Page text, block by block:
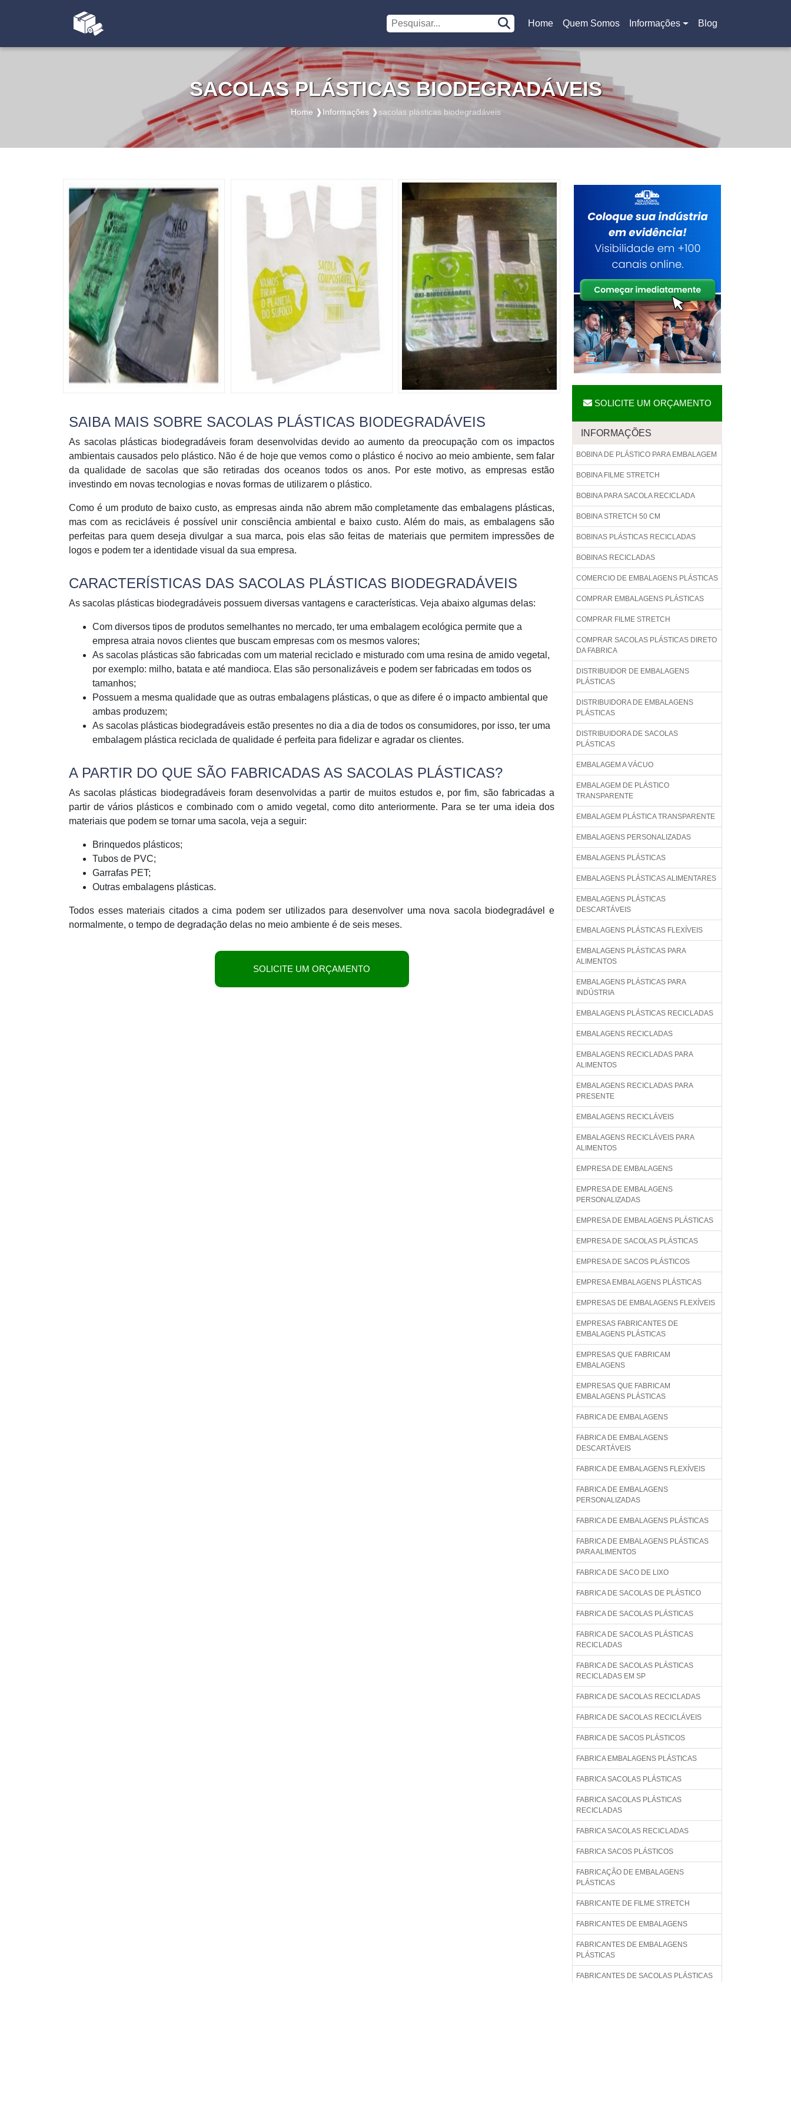
Home
(current)
Quem Somos Informações Blog
SACOLAS PLÁSTICAS BIODEGRADÁVEIS
Home ❱ Informações ❱ sacolas plásticas biodegradáveis
SAIBA MAIS SOBRE SACOLAS PLÁSTICAS BIODEGRADÁVEIS
As sacolas plásticas biodegradáveis foram desenvolvidas devido ao aumento da preocupação com os impactos
ambientais causados pelo plástico. Não é de hoje que vemos como o plástico é nocivo ao meio ambiente, sem falar
da qualidade de sacolas que são retiradas dos oceanos todos os anos. Por este motivo, as empresas estão
investindo em novas tecnologias e novas formas de utilizarem o plástico.
Como é um produto de baixo custo, as empresas ainda não abrem mão completamente das embalagens plásticas,
mas com as recicláveis é possível unir consciência ambiental e baixo custo. Além do mais, as embalagens são
perfeitas para quem deseja divulgar a sua marca, pois elas são feitas de materiais que permitem impressões de
logos e podem ter a identidade visual da sua empresa.
CARACTERÍSTICAS DAS SACOLAS PLÁSTICAS BIODEGRADÁVEIS
As sacolas plásticas biodegradáveis possuem diversas vantagens e características. Veja abaixo algumas delas:
Com diversos tipos de produtos semelhantes no mercado, ter uma embalagem ecológica permite que a
empresa atraia novos clientes que buscam empresas com os mesmos valores;
As sacolas plásticas são fabricadas com um material reciclado e misturado com uma resina de amido vegetal,
por exemplo: milho, batata e até mandioca. Elas são personalizáveis e podem ser fabricadas em todos os
tamanhos;
Possuem a mesma qualidade que as outras embalagens plásticas, o que as difere é o impacto ambiental que
ambas produzem;
As sacolas plásticas biodegradáveis estão presentes no dia a dia de todos os consumidores, por isso, ter uma
embalagem plástica reciclada de qualidade é perfeita para fidelizar e agradar os clientes.
A PARTIR DO QUE SÃO FABRICADAS AS SACOLAS PLÁSTICAS?
As sacolas plásticas biodegradáveis foram desenvolvidas a partir de muitos estudos e, por fim, são fabricadas a
partir de vários plásticos e combinado com o amido vegetal, como dito anteriormente. Para se ter uma ideia dos
materiais que podem se tornar uma sacola, veja a seguir:
Brinquedos plásticos;
Tubos de PVC;
Garrafas PET;
Outras embalagens plásticas.
Todos esses materiais citados a cima podem ser utilizados para desenvolver uma nova sacola biodegradável e
normalmente, o tempo de degradação delas no meio ambiente é de seis meses.
SOLICITE UM ORÇAMENTO
SOLICITE UM ORÇAMENTO
INFORMAÇÕES
BOBINA DE PLÁSTICO PARA EMBALAGEM
BOBINA FILME STRETCH
BOBINA PARA SACOLA RECICLADA
BOBINA STRETCH 50 CM
BOBINAS PLÁSTICAS RECICLADAS
BOBINAS RECICLADAS
COMERCIO DE EMBALAGENS PLÁSTICAS
COMPRAR EMBALAGENS PLÁSTICAS
COMPRAR FILME STRETCH
COMPRAR SACOLAS PLÁSTICAS DIRETO
DA FABRICA
DISTRIBUIDOR DE EMBALAGENS
PLÁSTICAS
DISTRIBUIDORA DE EMBALAGENS
PLÁSTICAS
DISTRIBUIDORA DE SACOLAS
PLÁSTICAS
EMBALAGEM A VÁCUO
EMBALAGEM DE PLÁSTICO
TRANSPARENTE
EMBALAGEM PLÁSTICA TRANSPARENTE
EMBALAGENS PERSONALIZADAS
EMBALAGENS PLÁSTICAS
EMBALAGENS PLÁSTICAS ALIMENTARES
EMBALAGENS PLÁSTICAS
DESCARTÁVEIS
EMBALAGENS PLÁSTICAS FLEXÍVEIS
EMBALAGENS PLÁSTICAS PARA
ALIMENTOS
EMBALAGENS PLÁSTICAS PARA
INDÚSTRIA
EMBALAGENS PLÁSTICAS RECICLADAS
EMBALAGENS RECICLADAS
EMBALAGENS RECICLADAS PARA
ALIMENTOS
EMBALAGENS RECICLADAS PARA
PRESENTE
EMBALAGENS RECICLÁVEIS
EMBALAGENS RECICLÁVEIS PARA
ALIMENTOS
EMPRESA DE EMBALAGENS
EMPRESA DE EMBALAGENS
PERSONALIZADAS
EMPRESA DE EMBALAGENS PLÁSTICAS
EMPRESA DE SACOLAS PLÁSTICAS
EMPRESA DE SACOS PLÁSTICOS
EMPRESA EMBALAGENS PLÁSTICAS
EMPRESAS DE EMBALAGENS FLEXÍVEIS
EMPRESAS FABRICANTES DE
EMBALAGENS PLÁSTICAS
EMPRESAS QUE FABRICAM
EMBALAGENS
EMPRESAS QUE FABRICAM
EMBALAGENS PLÁSTICAS
FABRICA DE EMBALAGENS
FABRICA DE EMBALAGENS
DESCARTÁVEIS
FABRICA DE EMBALAGENS FLEXÍVEIS
FABRICA DE EMBALAGENS
PERSONALIZADAS
FABRICA DE EMBALAGENS PLÁSTICAS
FABRICA DE EMBALAGENS PLÁSTICAS
PARA ALIMENTOS
FABRICA DE SACO DE LIXO
FABRICA DE SACOLAS DE PLÁSTICO
FABRICA DE SACOLAS PLÁSTICAS
FABRICA DE SACOLAS PLÁSTICAS
RECICLADAS
FABRICA DE SACOLAS PLÁSTICAS
RECICLADAS EM SP
FABRICA DE SACOLAS RECICLADAS
FABRICA DE SACOLAS RECICLÁVEIS
FABRICA DE SACOS PLÁSTICOS
FABRICA EMBALAGENS PLÁSTICAS
FABRICA SACOLAS PLÁSTICAS
FABRICA SACOLAS PLÁSTICAS
RECICLADAS
FABRICA SACOLAS RECICLADAS
FABRICA SACOS PLÁSTICOS
FABRICAÇÃO DE EMBALAGENS
PLÁSTICAS
FABRICANTE DE FILME STRETCH
FABRICANTES DE EMBALAGENS
FABRICANTES DE EMBALAGENS
PLÁSTICAS
FABRICANTES DE SACOLAS PLÁSTICAS